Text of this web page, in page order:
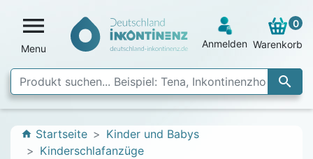

Menu

Anmelden
0
Warenkorb
home Startseite
Kinder und Babys
Kinderschlafanzüge